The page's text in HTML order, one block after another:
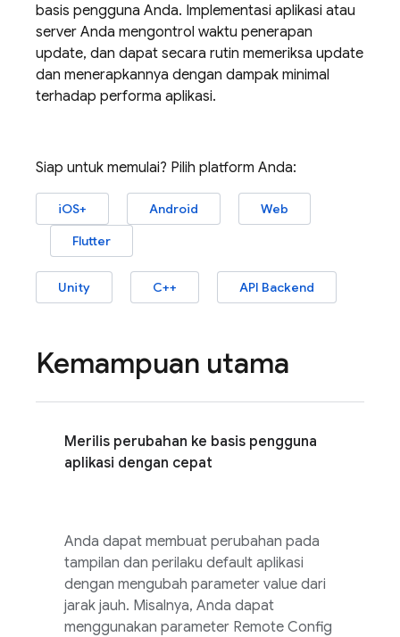
basis pengguna Anda. Implementasi aplikasi atau
server Anda mengontrol waktu penerapan
update, dan dapat secara rutin memeriksa update
dan menerapkannya dengan dampak minimal
terhadap performa aplikasi.
Siap untuk memulai? Pilih platform Anda:
iOS+ Android
Web
Flutter
Unity C++ API Backend
Kemampuan utama
Merilis perubahan ke basis pengguna
aplikasi dengan cepat
Anda dapat membuat perubahan pada
tampilan dan perilaku default aplikasi
dengan mengubah parameter value dari
jarak jauh. Misalnya, Anda dapat
menggunakan parameter Remote Config